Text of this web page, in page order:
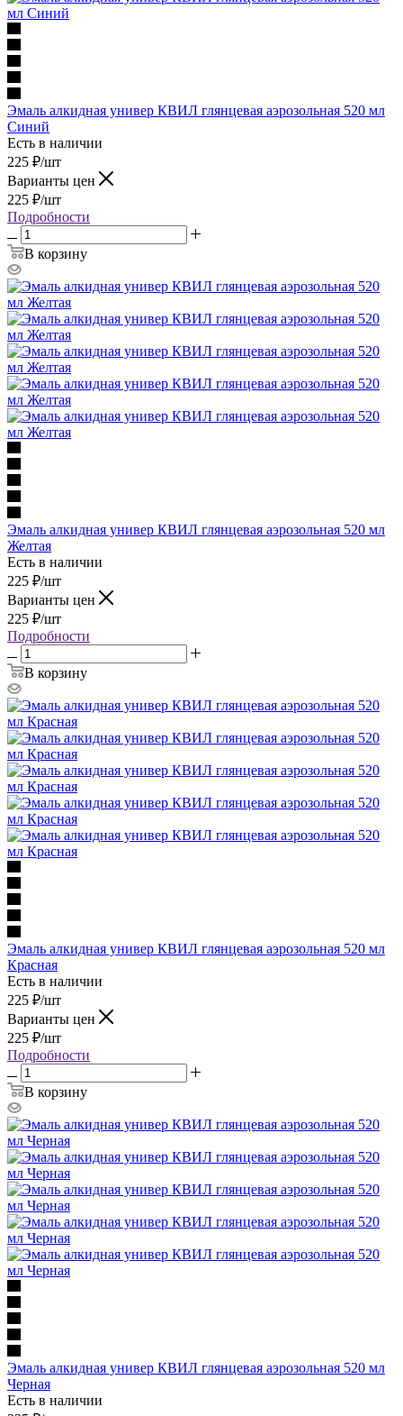
Эмаль алкидная универ КВИЛ глянцевая аэрозольная 520 мл
Синий
Есть в наличии
225 ₽/шт
Варианты цен
225 ₽/шт
Подробности
В корзину
Эмаль алкидная универ КВИЛ глянцевая аэрозольная 520 мл
Желтая
Есть в наличии
225 ₽/шт
Варианты цен
225 ₽/шт
Подробности
В корзину
Эмаль алкидная универ КВИЛ глянцевая аэрозольная 520 мл
Красная
Есть в наличии
225 ₽/шт
Варианты цен
225 ₽/шт
Подробности
В корзину
Эмаль алкидная универ КВИЛ глянцевая аэрозольная 520 мл
Черная
Есть в наличии